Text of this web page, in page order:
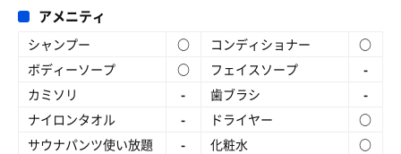
アメニティ
シャンプー ○ コンディショナー
○
ボディーソープ
○ フェイスソープ
-
カミソリ
- 歯ブラシ
-
ナイロンタオル
- ドライヤー
○
サウナパンツ使い放題
- 化粧水
○